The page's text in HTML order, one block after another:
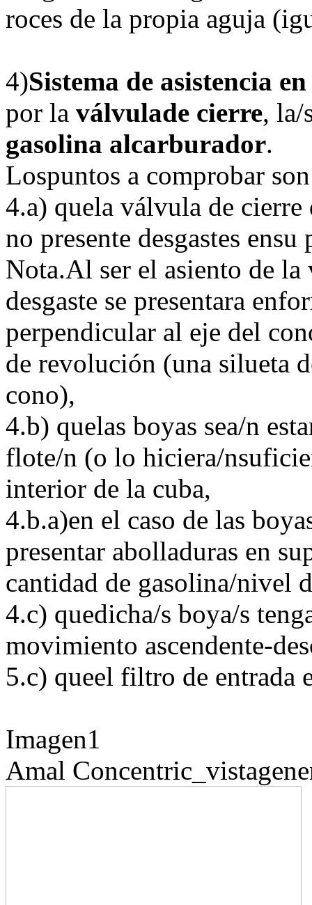
roces de la propia aguja
4)Sistema de asistencia
por la válvulade cierre,
gasolina alcarburador.
Lospuntos a comprobar
4.a) quela válvula de cierre
no presente desgastes
Nota.Al ser el asiento de
desgaste se presentara
perpendicular al eje del
de revolución (una silueta
cono),
4.b) quelas boyas sea/n
flote/n (o lo hiciera/
interior de la cuba,
4.b.a)en el caso de las
presentar abolladuras en
cantidad de gasolina/nivel
4.c) quedicha/s boya/s
movimiento ascendente-
5.c) queel filtro de entrada
Imagen1
Amal